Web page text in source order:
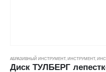
АБРАЗИВНЫЙ ИНСТРУМЕНТ, ИНСТРУМЕНТ,